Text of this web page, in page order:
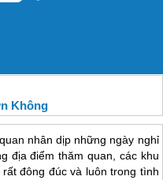
Không
nhân dịp những ngày nghỉ
địa điểm thăm quan, các khu
đông đúc và luôn trong tình